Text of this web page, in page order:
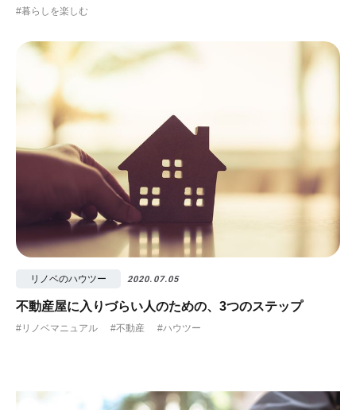
#暮らしを楽しむ
リノベのハウツー 2020.07.05
不動産屋に入りづらい人のための、3つのステップ
#リノベマニュアル #不動産 #ハウツー